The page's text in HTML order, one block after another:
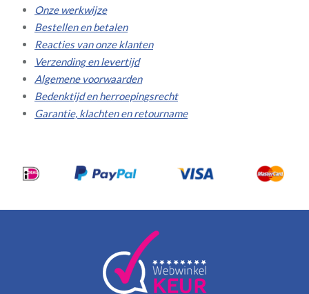
Onze werkwijze
Bestellen en betalen
Reacties van onze klanten
Verzending en levertijd
Algemene voorwaarden
Bedenktijd en herroepingsrecht
Garantie, klachten en retourname